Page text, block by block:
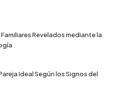
Revelados mediante la
Ideal Según los Signos del